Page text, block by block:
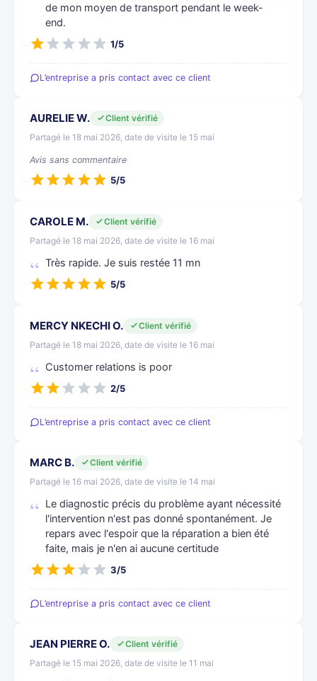
de mon moyen de transport pendant le week-
end.
1/5
L’entreprise a pris contact avec ce client
AURELIE W.
Client vérifié
Partagé le 18 mai 2026, date de visite le 15 mai
Avis sans commentaire
5/5
CAROLE M.
Client vérifié
Partagé le 18 mai 2026, date de visite le 16 mai
Très rapide. Je suis restée 11 mn
5/5
MERCY NKECHI O.
Client vérifié
Partagé le 18 mai 2026, date de visite le 16 mai
Customer relations is poor
2/5
L’entreprise a pris contact avec ce client
MARC B.
Client vérifié
Partagé le 16 mai 2026, date de visite le 14 mai
Le diagnostic précis du problème ayant nécessité
l'intervention n'est pas donné spontanément. Je
repars avec l'espoir que la réparation a bien été
faite, mais je n'en ai aucune certitude
3/5
L’entreprise a pris contact avec ce client
JEAN PIERRE O.
Client vérifié
Partagé le 15 mai 2026, date de visite le 11 mai